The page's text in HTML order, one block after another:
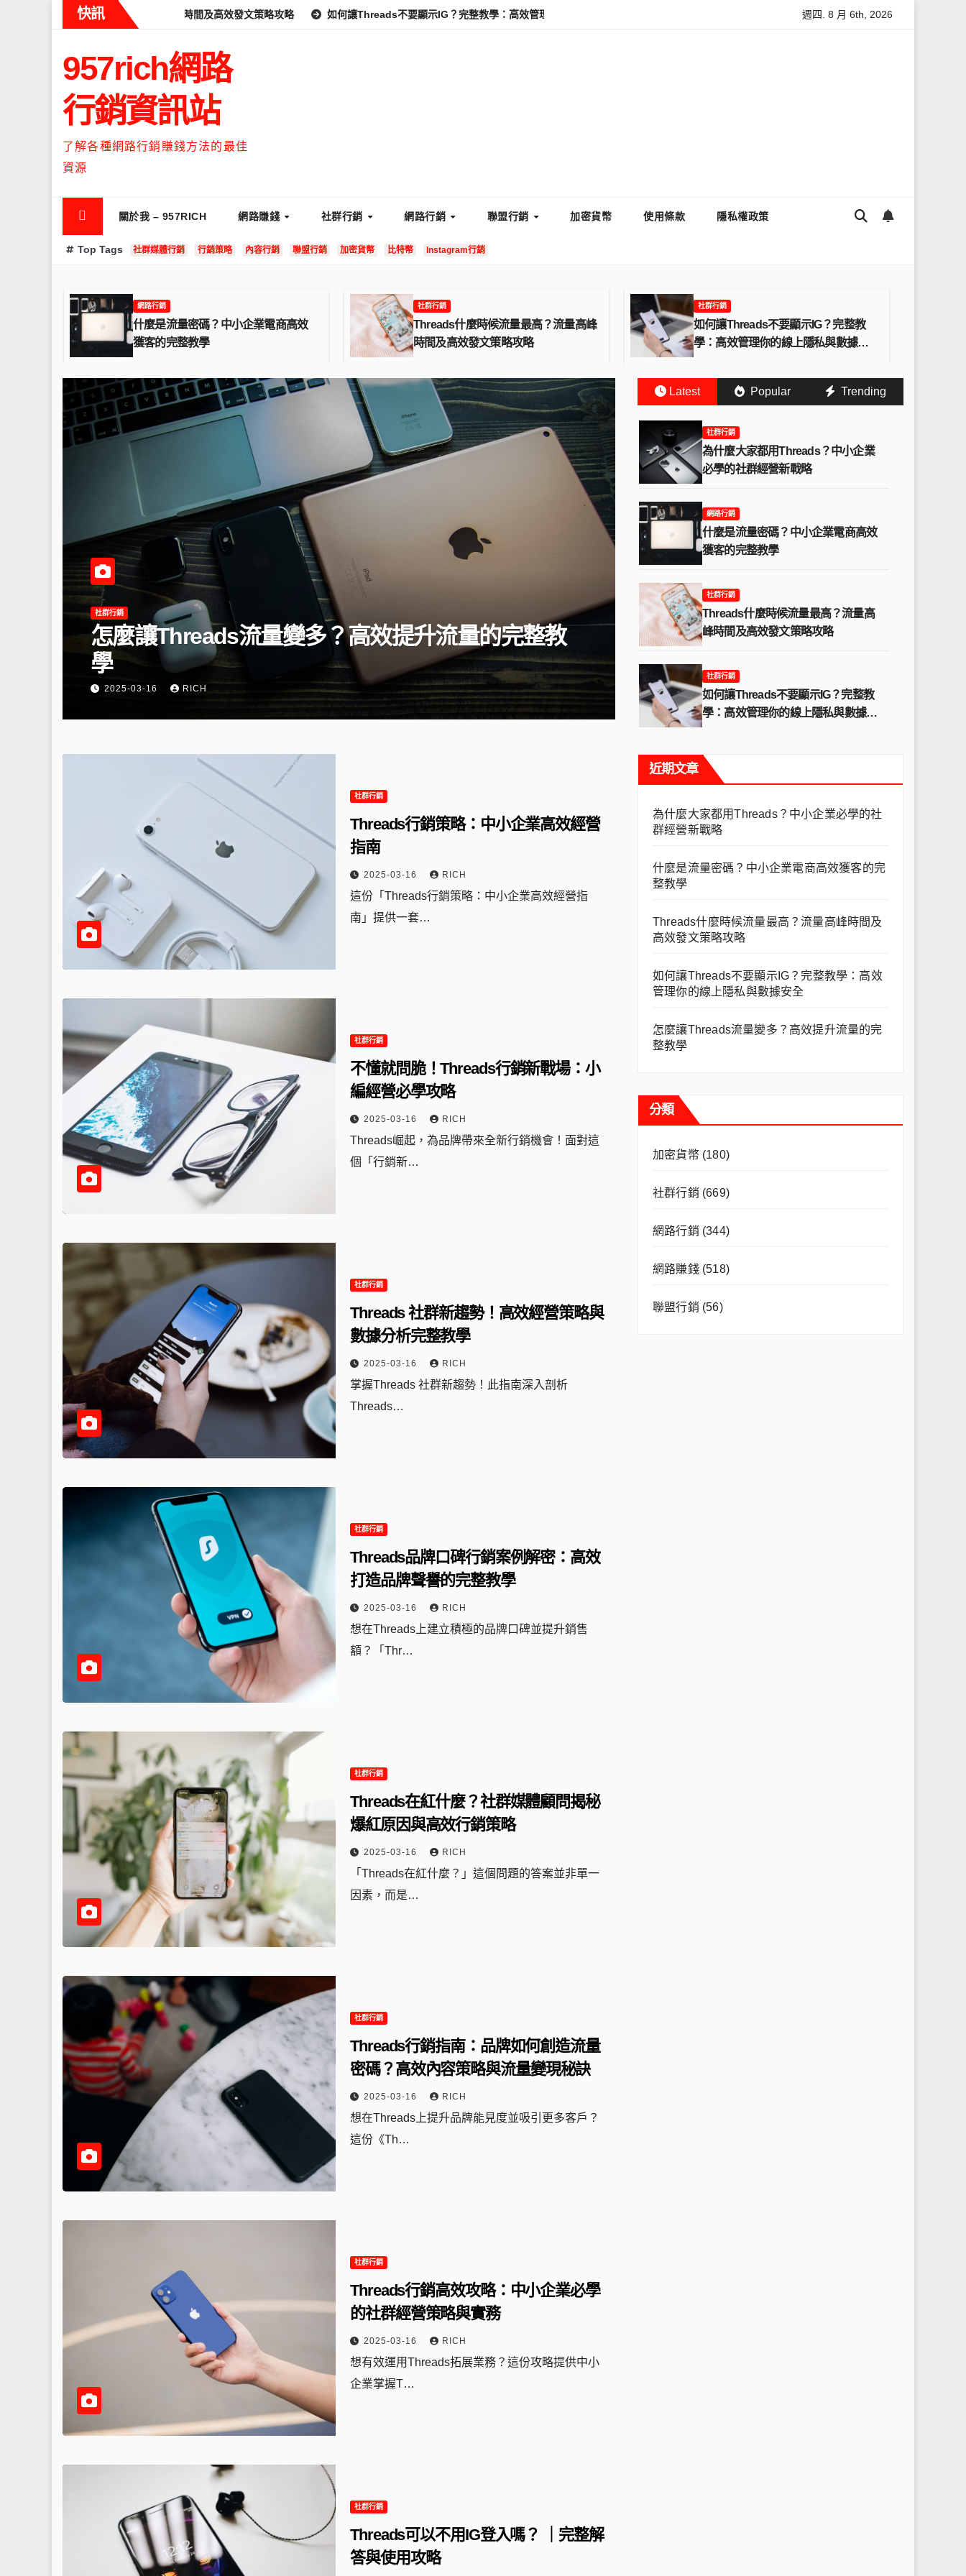
快訊
流量最高？流量高峰時間及高效發文策略攻略 如何讓Threads不要顯示IG？完整教學：高效管理你的線上隱私與數據安全 怎麼讓Threads流量變多？高效提升流量的完整教學 為什麼大家都用
週四. 8 月 6th, 2026
957rich網路
行銷資訊站
了解各種網路行銷賺錢方法的最佳
資源
關於我 – 957RICH 網路賺錢 社群行銷 網路行銷 聯盟行銷 加密貨幣 使用條款 隱私權政策
Top Tags 社群媒體行銷 行銷策略 內容行銷 聯盟行銷 加密貨幣 比特幣 Instagram行銷
網路行銷
什麼是流量密碼？中小企業電商高效
獲客的完整教學
社群行銷
Threads什麼時候流量最高？流量高峰
時間及高效發文策略攻略
社群行銷
如何讓Threads不要顯示IG？完整教
學：高效管理你的線上隱私與數據安
？中小企業必學的社群經
網路行銷
什麼是流量密碼？中小企業電商高效獲客的完整教
學
2025-03-16 RICH
Latest Popular Trending
社群行銷
為什麼大家都用Threads？中小企業
必學的社群經營新戰略
網路行銷
什麼是流量密碼？中小企業電商高效
獲客的完整教學
社群行銷
Threads什麼時候流量最高？流量高
峰時間及高效發文策略攻略
社群行銷
如何讓Threads不要顯示IG？完整教
學：高效管理你的線上隱私與數據安
社群行銷
Threads行銷策略：中小企業高效經營
指南
2025-03-16 RICH
這份「Threads行銷策略：中小企業高效經營指
南」提供一套…
社群行銷
不懂就問脆！Threads行銷新戰場：小
編經營必學攻略
2025-03-16 RICH
Threads崛起，為品牌帶來全新行銷機會！面對這
個「行銷新…
社群行銷
Threads 社群新趨勢！高效經營策略與
數據分析完整教學
2025-03-16 RICH
掌握Threads 社群新趨勢！此指南深入剖析
Threads…
社群行銷
Threads品牌口碑行銷案例解密：高效
打造品牌聲譽的完整教學
2025-03-16 RICH
想在Threads上建立積極的品牌口碑並提升銷售
額？「Thr…
社群行銷
Threads在紅什麼？社群媒體顧問揭秘
爆紅原因與高效行銷策略
2025-03-16 RICH
「Threads在紅什麼？」這個問題的答案並非單一
因素，而是…
社群行銷
Threads行銷指南：品牌如何創造流量
密碼？高效內容策略與流量變現秘訣
2025-03-16 RICH
想在Threads上提升品牌能見度並吸引更多客戶？
這份《Th…
社群行銷
Threads行銷高效攻略：中小企業必學
的社群經營策略與實務
2025-03-16 RICH
想有效運用Threads拓展業務？這份攻略提供中小
企業掌握T…
社群行銷
Threads可以不用IG登入嗎？ ｜完整解
答與使用攻略
近期文章
為什麼大家都用Threads？中小企業必學的社
群經營新戰略
什麼是流量密碼？中小企業電商高效獲客的完
整教學
Threads什麼時候流量最高？流量高峰時間及
高效發文策略攻略
如何讓Threads不要顯示IG？完整教學：高效
管理你的線上隱私與數據安全
怎麼讓Threads流量變多？高效提升流量的完
整教學
分類
加密貨幣(180)
社群行銷 (669)
網路行銷 (344)
網路賺錢(518)
聯盟行銷 (56)